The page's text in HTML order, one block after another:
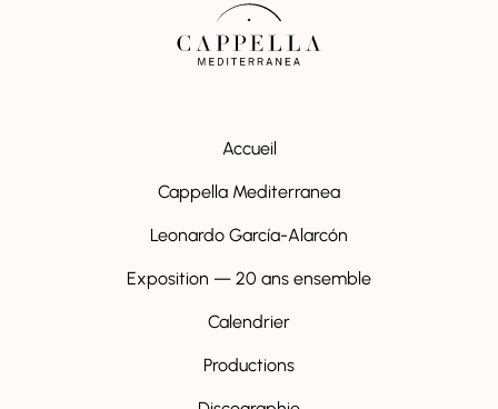
Accueil
Cappella Mediterranea
Leonardo García-Alarcón
Exposition — 20 ans ensemble
Calendrier
Productions